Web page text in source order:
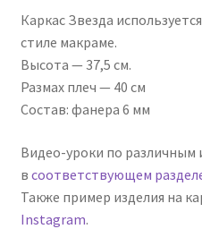
Каркас Звезда
стиле макраме.
Высота — 37,5 см.
Размах плеч — 40 см
Состав: фанера 6 мм
Видео-уроки по различным
в соответствующем
Также пример изделия на
Instagram.